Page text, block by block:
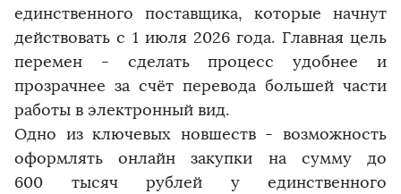
единственного поставщика, которые начнут
действовать с 1 июля 2026 года. Главная цель
перемен - сделать процесс удобнее и
прозрачнее за счёт перевода большей части
работы в электронный вид.
Одно из ключевых новшеств - возможность
оформлять онлайн закупки на сумму до
600 тысяч рублей у единственного